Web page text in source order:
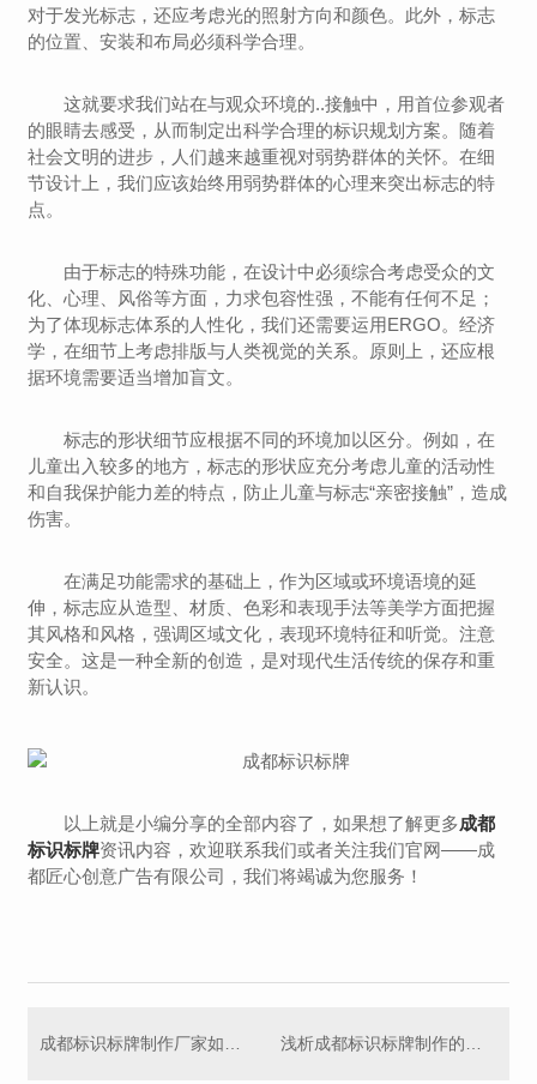
对于发光标志，还应考虑光的照射方向和颜色。此外，标志
的位置、安装和布局必须科学合理。
这就要求我们站在与观众环境的..接触中，用首位参观者
的眼睛去感受，从而制定出科学合理的标识规划方案。随着
社会文明的进步，人们越来越重视对弱势群体的关怀。在细
节设计上，我们应该始终用弱势群体的心理来突出标志的特
点。
由于标志的特殊功能，在设计中必须综合考虑受众的文
化、心理、风俗等方面，力求包容性强，不能有任何不足；
为了体现标志体系的人性化，我们还需要运用ERGO。经济
学，在细节上考虑排版与人类视觉的关系。原则上，还应根
据环境需要适当增加盲文。
标志的形状细节应根据不同的环境加以区分。例如，在
儿童出入较多的地方，标志的形状应充分考虑儿童的活动性
和自我保护能力差的特点，防止儿童与标志“亲密接触”，造成
伤害。
在满足功能需求的基础上，作为区域或环境语境的延
伸，标志应从造型、材质、色彩和表现手法等美学方面把握
其风格和风格，强调区域文化，表现环境特征和听觉。注意
安全。这是一种全新的创造，是对现代生活传统的保存和重
新认识。
以上就是小编分享的全部内容了，如果想了解更多成都
标识标牌资讯内容，欢迎联系我们或者关注我们官网——成
都匠心创意广告有限公司，我们将竭诚为您服务！